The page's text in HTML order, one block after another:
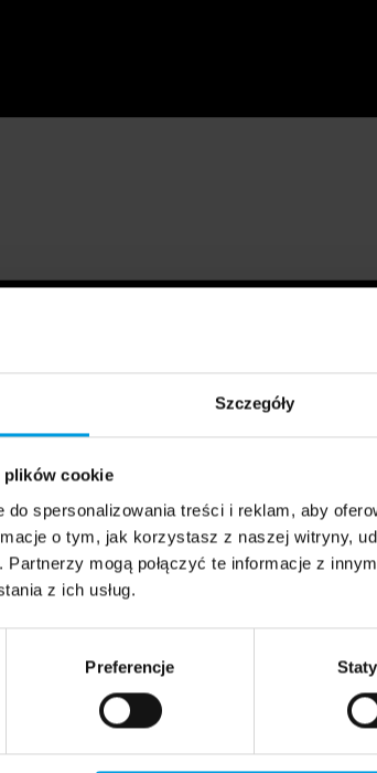
Szczegóły
plików cookie
spersonalizowania treści i reklam, aby
o tym, jak korzystasz z naszej witryny,
mogą połączyć te informacje z
z ich usług.
Preferencje